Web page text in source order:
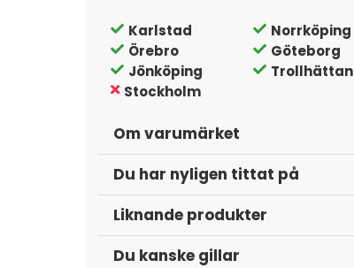
Karlstad Norrköping
Örebro
Göteborg
Jönköping
Trollhättan
Stockholm
Om varumärket
Du har nyligen tittat på
Liknande produkter
Du kanske gillar